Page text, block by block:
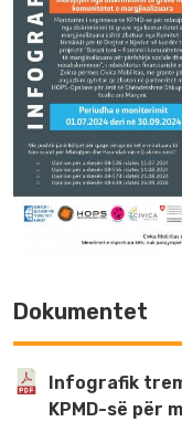
Dokumentet
Infografik
KPMD-së për